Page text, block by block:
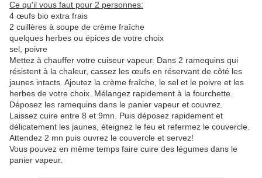
Ce qu'il vous faut pour 2 personnes:
4 œufs bio extra frais
2 cuillères à soupe de crème fraîche
quelques herbes ou épices de votre choix
sel, poivre
Mettez à chauffer votre cuiseur vapeur. Dans 2 ramequins qui
résistent à la chaleur, cassez les œufs en réservant de côté les
jaunes intacts. Ajoutez la crème fraîche, le sel et le poivre et les
herbes de votre choix. Mélangez rapidement à la fourchette.
Déposez les ramequins dans le panier vapeur et couvrez.
Laissez cuire entre 8 et 9mn. Puis déposez rapidement et
délicatement les jaunes, éteignez le feu et refermez le couvercle.
Attendez 2 mn puis ouvrez le couvercle et servez!
Vous pouvez en même temps faire cuire des légumes dans le
panier vapeur.